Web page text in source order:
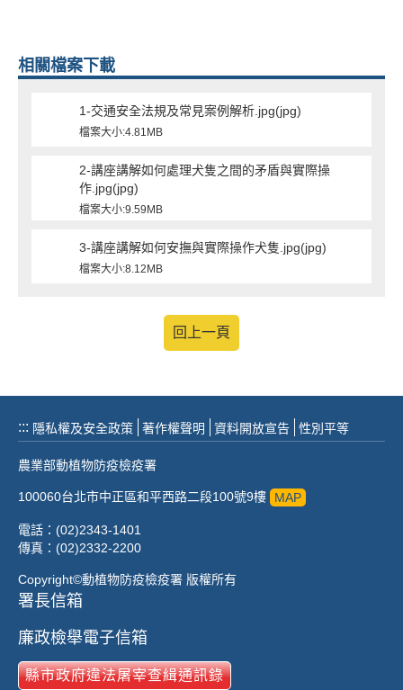
相關檔案下載
1-交通安全法規及常見案例解析.jpg(jpg)
檔案大小:4.81MB
2-講座講解如何處理犬隻之間的矛盾與實際操
作.jpg(jpg)
檔案大小:9.59MB
3-講座講解如何安撫與實際操作犬隻.jpg(jpg)
檔案大小:8.12MB
回上一頁
::: 隱私權及安全政策 著作權聲明 資料開放宣告 性別平等
農業部動植物防疫檢疫署
100060台北市中正區和平西路二段100號9樓 MAP
電話：(02)2343-1401
傳真：(02)2332-2200
Copyright©動植物防疫檢疫署 版權所有
署長信箱
廉政檢舉電子信箱
縣市政府違法屠宰查緝通訊錄